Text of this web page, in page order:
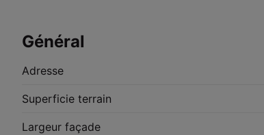
Général
Adresse
Superficie terrain
Largeur façade